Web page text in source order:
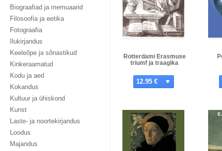
Biograafiad ja memuaarid
Filosoofia ja eetika
Fotograafia
Ilukirjandus
Keeleõpe ja sõnastikud
Kinkeraamatud
Kodu ja aed
Kokandus
Kultuur ja ühiskond
Kunst
Laste- ja noortekirjandus
Loodus
Majandus
Rotterdami Erasmuse
triumf ja traagika
12.95 €